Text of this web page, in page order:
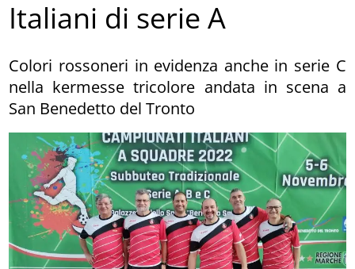
Italiani di serie A
Colori rossoneri in evidenza anche in serie C
nella kermesse tricolore andata in scena a
San Benedetto del Tronto